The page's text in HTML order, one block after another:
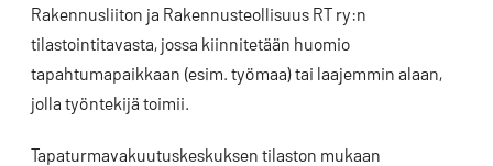
Rakennusliiton ja Rakennusteollisuus RT ry:n
tilastointitavasta, jossa kiinnitetään huomio
tapahtumapaikkaan (esim. työmaa) tai laajemmin alaan,
jolla työntekijä toimii.
Tapaturmavakuutuskeskuksen tilaston mukaan